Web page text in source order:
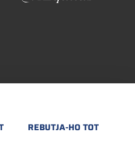
REBUTJA-HO TOT